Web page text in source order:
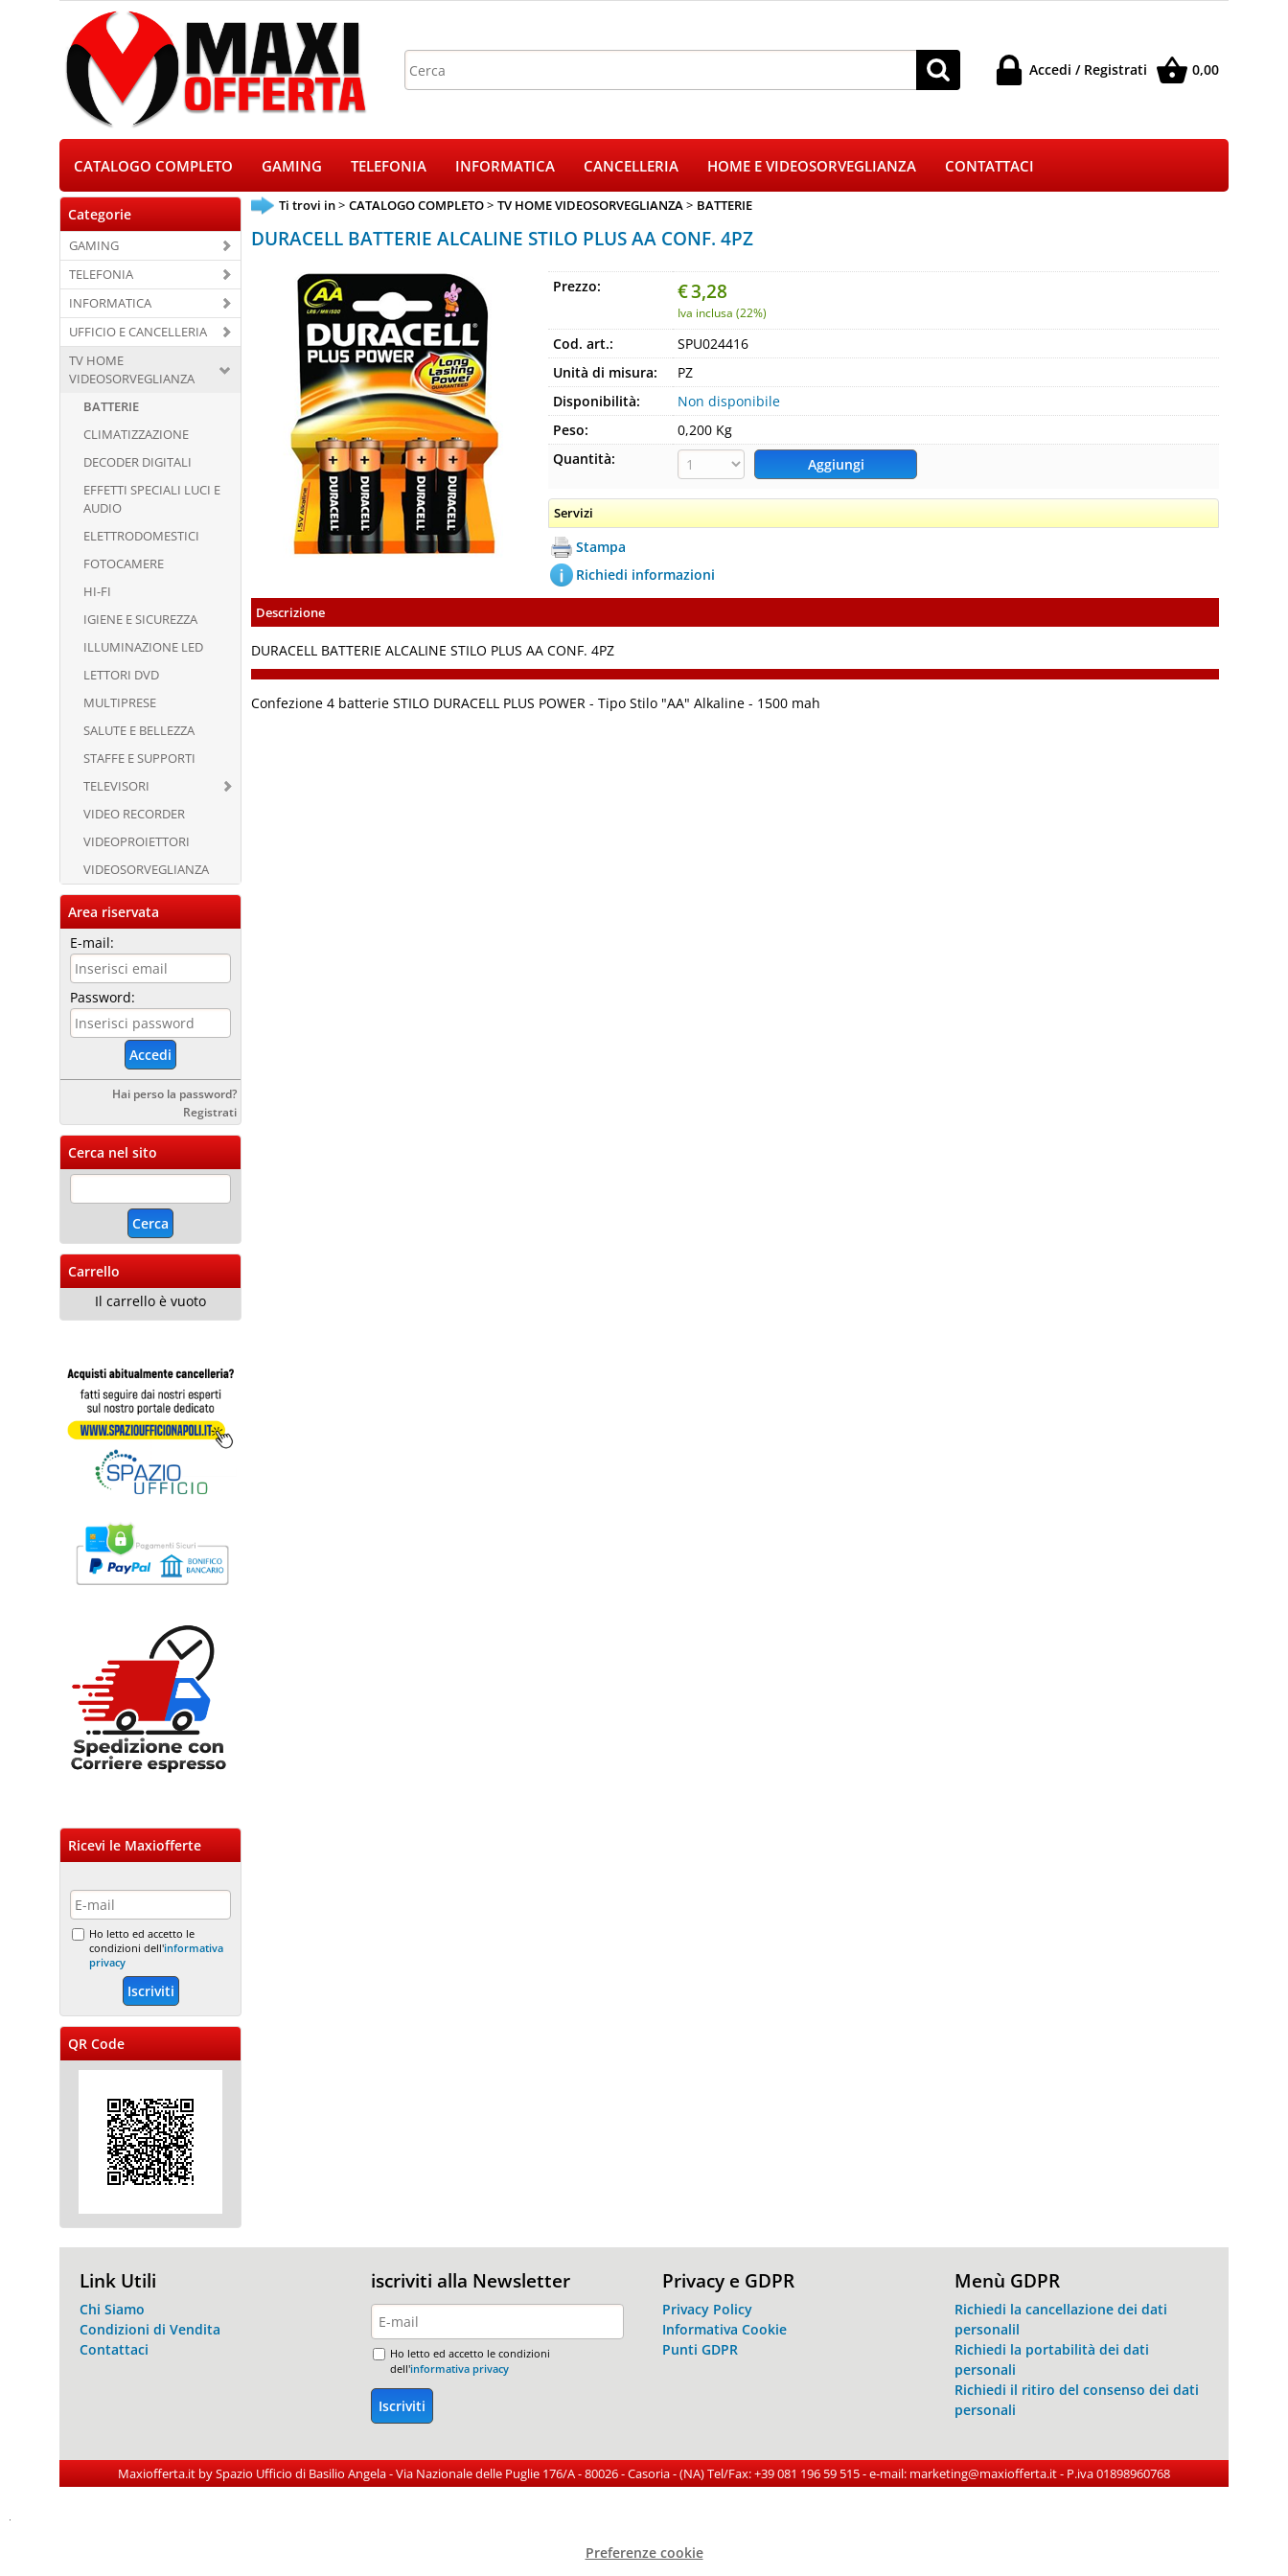
Accedi / Registrati
il nome utente e la password e
nostro sito clicca sul pulsante
0,00
CATALOGO COMPLETO GAMING TELEFONIA INFORMATICA CANCELLERIA HOME E VIDEOSORVEGLIANZA CONTATTACI
Categorie
GAMING
TELEFONIA
INFORMATICA
UFFICIO E CANCELLERIA
TV HOME
VIDEOSORVEGLIANZA
BATTERIE
CLIMATIZZAZIONE
DECODER DIGITALI
EFFETTI SPECIALI LUCI E
AUDIO
ELETTRODOMESTICI
FOTOCAMERE
HI-FI
IGIENE E SICUREZZA
ILLUMINAZIONE LED
LETTORI DVD
MULTIPRESE
SALUTE E BELLEZZA
STAFFE E SUPPORTI
TELEVISORI
VIDEO RECORDER
VIDEOPROIETTORI
VIDEOSORVEGLIANZA
Area riservata
E-mail:
Password:
Hai perso la password?
Registrati
Cerca nel sito
Carrello
Il carrello è vuoto
Ricevi le Maxiofferte
Ho letto ed accetto le
condizioni dell'informativa
privacy
QR Code
Ti trovi in CATALOGO COMPLETO TV HOME VIDEOSORVEGLIANZA BATTERIE
DURACELL BATTERIE ALCALINE STILO PLUS AA CONF. 4PZ
Prezzo: €3,28
Iva inclusa (22%)
Cod. art.:
SPU024416
Unità di misura:
PZ
Disponibilità:
Non disponibile
Peso:
0,200 Kg
Quantità:
Servizi
Stampa
Richiedi informazioni
Descrizione
DURACELL BATTERIE ALCALINE STILO PLUS AA CONF. 4PZ
Confezione 4 batterie STILO DURACELL PLUS POWER - Tipo Stilo "AA" Alkaline - 1500 mah
Link Utili
Chi Siamo
Condizioni di Vendita
Contattaci
iscriviti alla Newsletter
Ho letto ed accetto le condizioni
dell'informativa privacy
Privacy e GDPR
Privacy Policy
Informativa Cookie
Punti GDPR
Menù GDPR
Richiedi la cancellazione dei dati
personalil
Richiedi la portabilità dei dati
personali
Richiedi il ritiro del consenso dei dati
personali
Maxiofferta.it by Spazio Ufficio di Basilio Angela - Via Nazionale delle Puglie 176/A - 80026 - Casoria - (NA) Tel/Fax: +39 081 196 59 515 - e-mail: marketing@maxiofferta.it - P.iva 01898960768
Preferenze cookie